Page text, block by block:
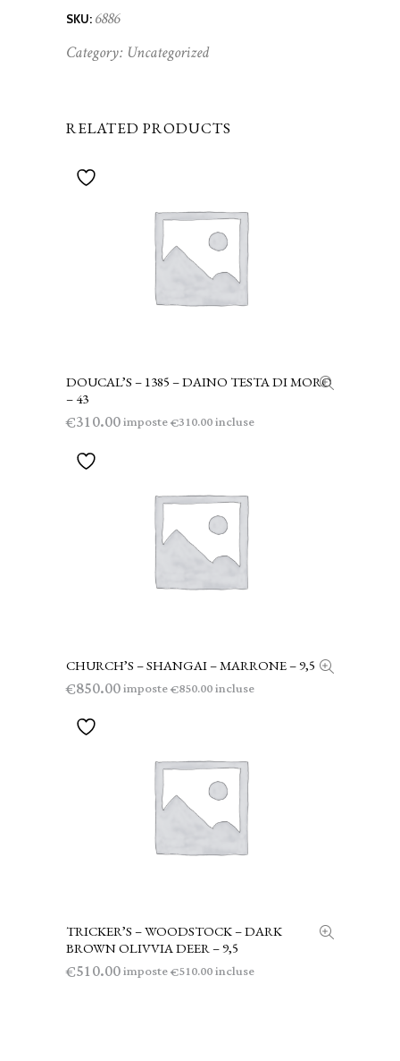
SKU: 6886
Category: Uncategorized
RELATED PRODUCTS
AGGIUNGI AL CARRELLO
DOUCAL’S – 1385 – DAINO TESTA DI MORO
– 43
€310.00imposte€310.00incluse
AGGIUNGI AL CARRELLO
CHURCH’S – SHANGAI – MARRONE – 9,5
€850.00imposte€850.00incluse
AGGIUNGI AL CARRELLO
TRICKER’S – WOODSTOCK – DARK
BROWN OLIVVIA DEER – 9,5
€510.00imposte€510.00incluse